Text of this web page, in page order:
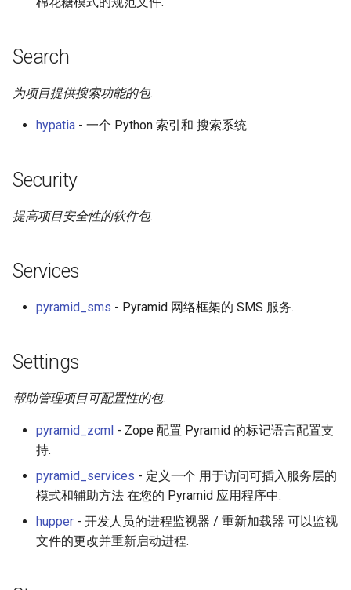
Search
为项目提供搜索功能的包.
hypatia - 一个 Python 索引和 搜索系统.
Security
提高项目安全性的软件包.
Services
pyramid_sms - Pyramid 网络框架的 SMS 服务.
Settings
帮助管理项目可配置性的包.
pyramid_zcml - Zope 配置 Pyramid 的标记语言配置支
持.
pyramid_services - 定义一个 用于访问可插入服务层的
模式和辅助方法 在您的 Pyramid 应用程序中.
hupper - 开发人员的进程监视器 / 重新加载器 可以监视
文件的更改并重新启动进程.